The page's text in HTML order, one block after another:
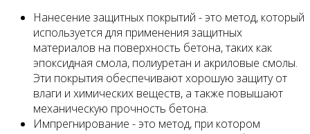
Нанесение защитных покрытий - это метод, который
используется для применения защитных
материалов на поверхность бетона, таких как
эпоксидная смола, полиуретан и акриловые смолы.
Эти покрытия обеспечивают хорошую защиту от
влаги и химических веществ, а также повышают
механическую прочность бетона.
Импрегнирование - это метод, при котором